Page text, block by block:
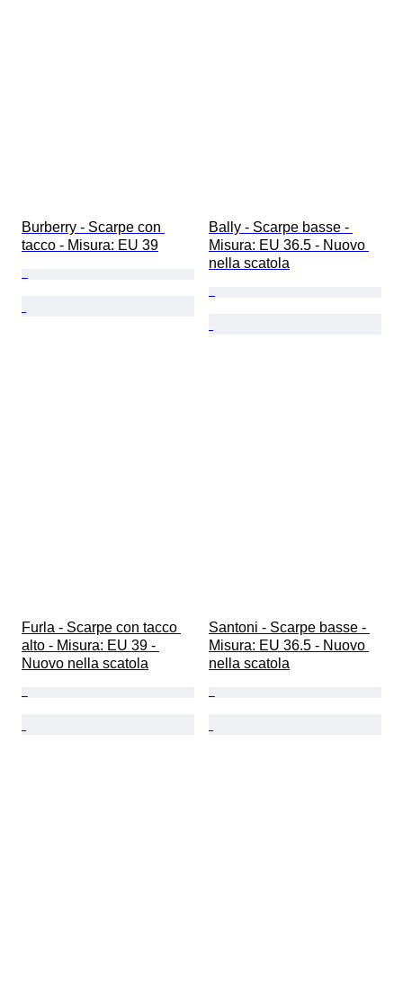
Burberry - Scarpe con
tacco - Misura: EU 39
Bally - Scarpe basse -
Misura: EU 36.5 - Nuovo
nella scatola
Furla - Scarpe con tacco
alto - Misura: EU 39 -
Nuovo nella scatola
Santoni - Scarpe basse -
Misura: EU 36.5 - Nuovo
nella scatola